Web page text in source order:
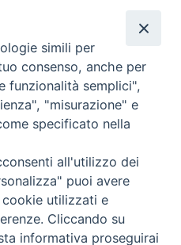
i diritti riservati - Vita
Torna
simili per
consenso, anche per
funzionalità semplici",
"misurazione" e
specificato nella
all'utilizzo dei
puoi avere
utilizzati e
Cliccando su
informativa proseguirai